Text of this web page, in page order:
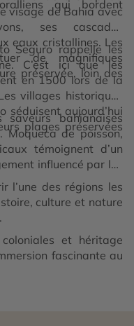
qui bordent
visage de Bahia avec
ses cascades
eaux cristallines. Les
de magnifiques
préservée, loin des
Seguro rappelle les
C’est ici que les
en 1500 lors de la
villages historiques
séduisent aujourd’hui
plages préservées
bahianaises
Moqueca de poisson,
témoignent d’un
influencé par les
l’une des régions les
culture et nature
et héritage
fascinante au